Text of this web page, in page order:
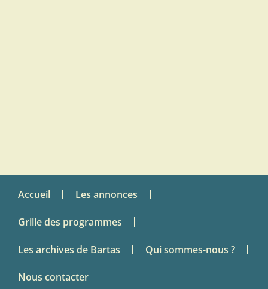
Accueil Les annonces
Grille des programmes
Les archives de Bartas Qui sommes-nous ?
Nous contacter